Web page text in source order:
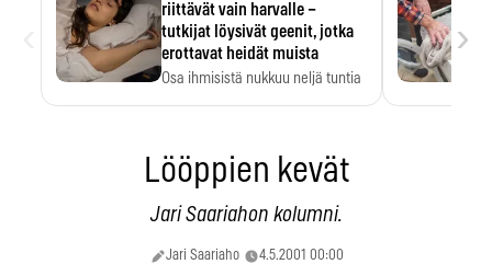
riittävät vain harvalle –
tutkijat löysivät geenit, jotka
erottavat heidät muista
Osa ihmisistä nukkuu neljä tuntia
›
Lööppien kevät
Jari Saariahon kolumni.
Jari Saariaho 4.5.2001 00:00